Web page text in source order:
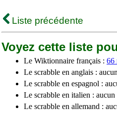
Liste précédente
Voyez cette liste
Le Wiktionnaire français : 66
Le scrabble en anglais :
Le scrabble en espagnol :
Le scrabble en italien : aucun
Le scrabble en allemand :